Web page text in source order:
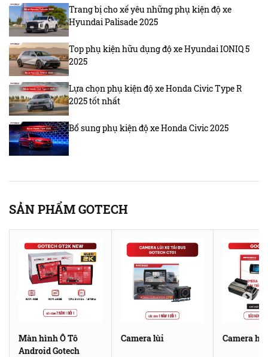
Trang bị cho xế yêu những phụ kiện độ xe
Hyundai Palisade 2025
Top phụ kiện hữu dụng độ xe Hyundai IONIQ 5
2025
Lựa chọn phụ kiện độ xe Honda Civic Type R
2025 tốt nhất
Bổ sung phụ kiện độ xe Honda Civic 2025
SẢN PHẨM GOTECH
Màn hình Ô Tô
Android Gotech
Camera lùi Camera